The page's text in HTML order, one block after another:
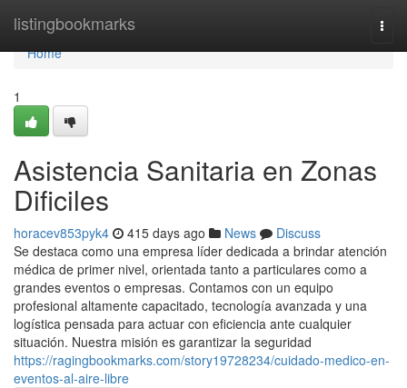
listingbookmarks
Home
Home
1
Asistencia Sanitaria en Zonas
Dificiles
horacev853pyk4 415 days ago News
Discuss
Se destaca como una empresa líder dedicada a brindar atención
médica de primer nivel, orientada tanto a particulares como a
grandes eventos o empresas. Contamos con un equipo
profesional altamente capacitado, tecnología avanzada y una
logística pensada para actuar con eficiencia ante cualquier
situación. Nuestra misión es garantizar la seguridad
https://ragingbookmarks.com/story19728234/cuidado-medico-en-
eventos-al-aire-libre